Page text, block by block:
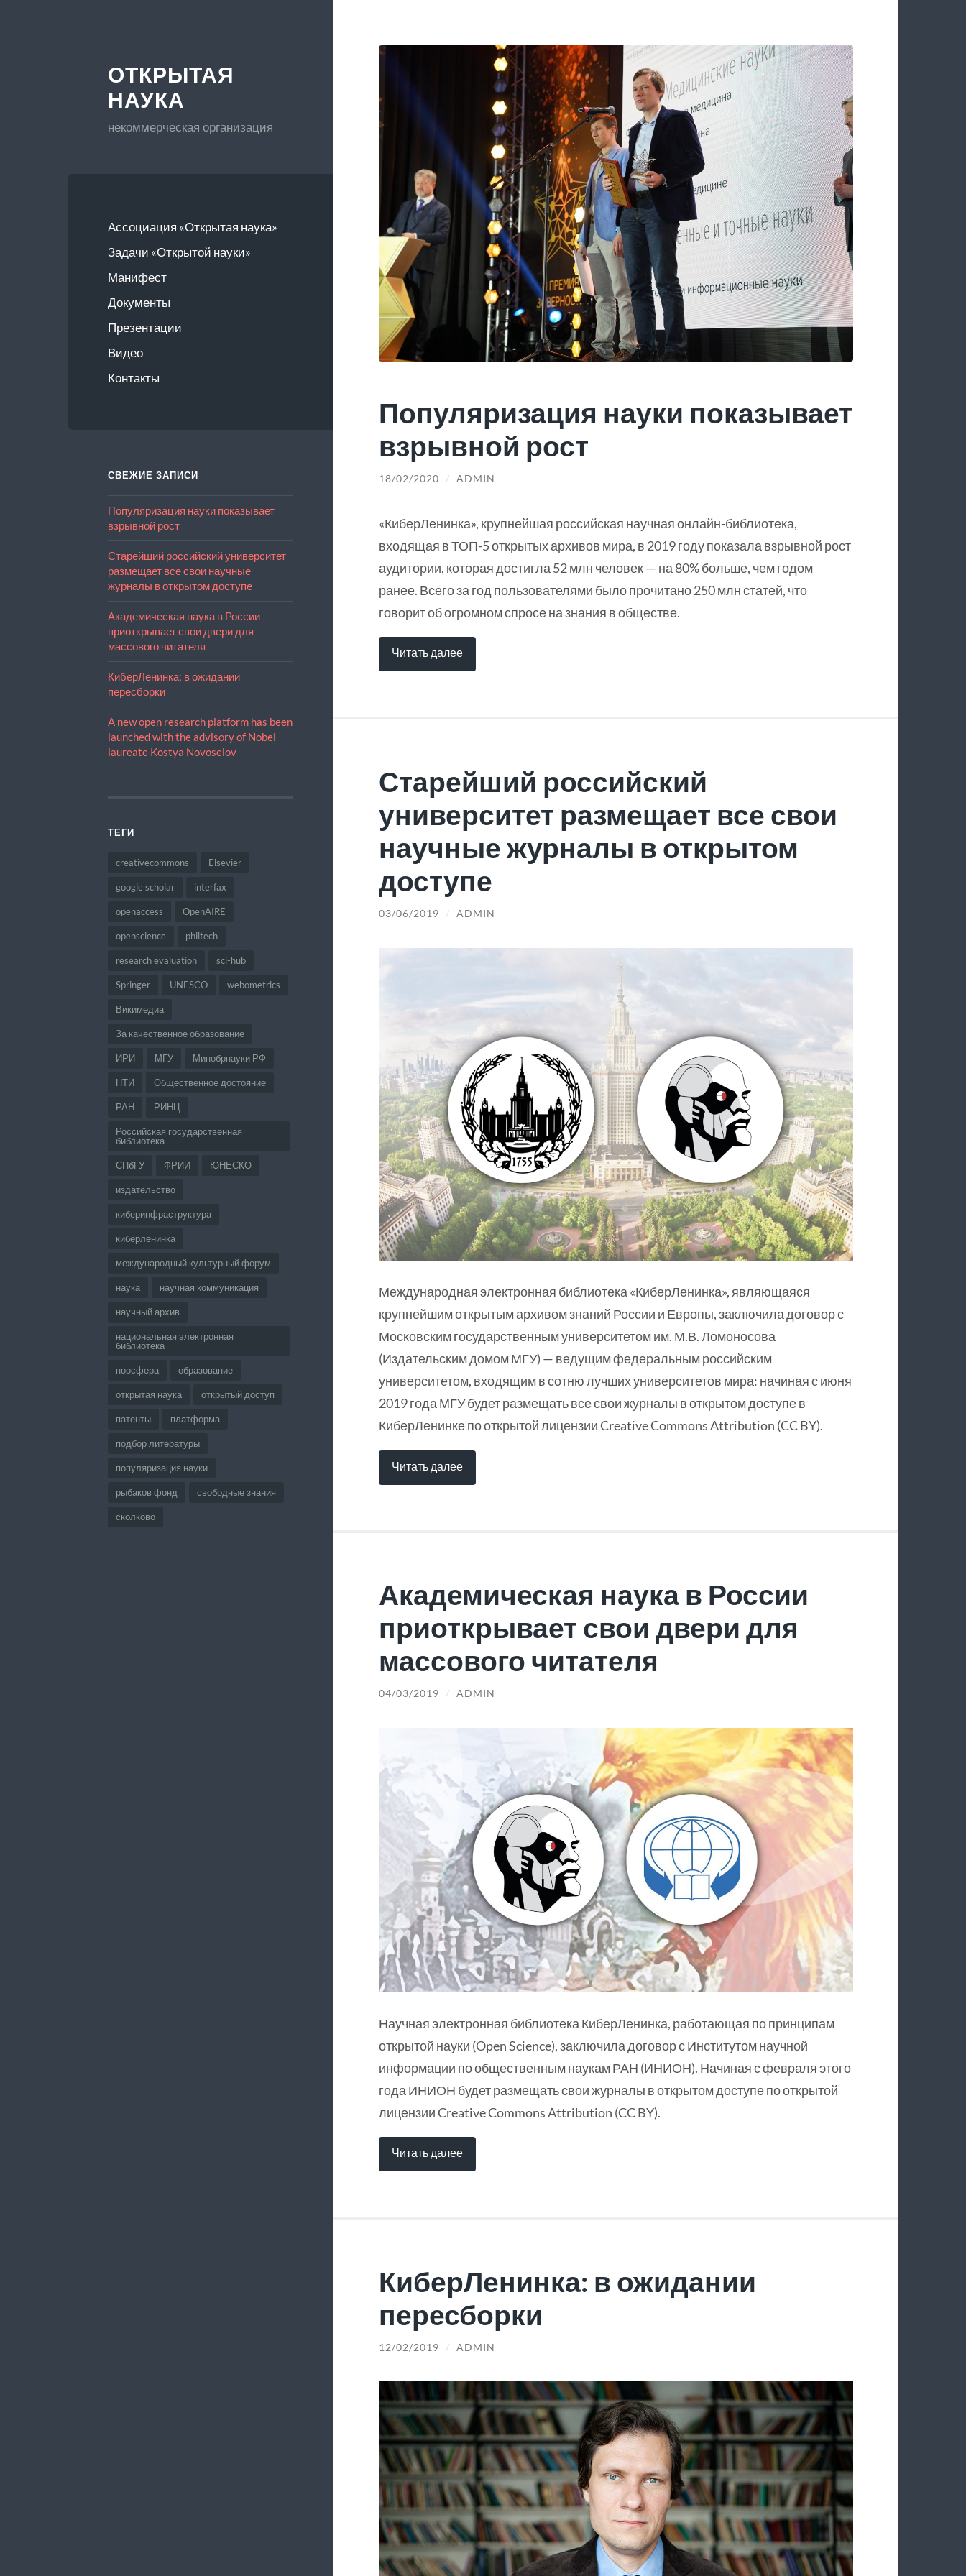
ОТКРЫТАЯ
НАУКА
некоммерческая организация
Ассоциация «Открытая наука»
Задачи «Открытой науки»
Манифест
Документы
Презентации
Видео
Контакты
СВЕЖИЕ ЗАПИСИ
Популяризация науки показывает
взрывной рост
Старейший российский университет
размещает все свои научные
журналы в открытом доступе
Академическая наука в России
приоткрывает свои двери для
массового читателя
КиберЛенинка: в ожидании
пересборки
A new open research platform has been
launched with the advisory of Nobel
laureate Kostya Novoselov
ТЕГИ
creativecommons Elsevier
google scholar interfax
openaccess OpenAIRE
openscience philtech
research evaluation sci-hub
Springer UNESCO webometrics
Викимедиа
За качественное образование
ИРИ МГУ Минобрнауки РФ
НТИ Общественное достояние
РАН РИНЦ
Российская государственная
библиотека
СПбГУ ФРИИ ЮНЕСКО
издательство
киберинфраструктура
киберленинка
международный культурный форум
наука научная коммуникация
научный архив
национальная электронная
библиотека
ноосфера образование
открытая наука открытый доступ
патенты платформа
подбор литературы
популяризация науки
рыбаков фонд свободные знания
сколково
Популяризация науки показывает
взрывной рост
18/02/2020 / ADMIN
«КиберЛенинка», крупнейшая российская научная онлайн-библиотека,
входящая в ТОП-5 открытых архивов мира, в 2019 году показала взрывной рост
аудитории, которая достигла 52 млн человек — на 80% больше, чем годом
ранее. Всего за год пользователями было прочитано 250 млн статей, что
говорит об огромном спросе на знания в обществе.
Читать далее
Старейший российский
университет размещает все свои
научные журналы в открытом
доступе
03/06/2019 / ADMIN
Международная электронная библиотека «КиберЛенинка», являющаяся
крупнейшим открытым архивом знаний России и Европы, заключила договор с
Московским государственным университетом им. М.В. Ломоносова
(Издательским домом МГУ) — ведущим федеральным российским
университетом, входящим в сотню лучших университетов мира: начиная с июня
2019 года МГУ будет размещать все свои журналы в открытом доступе в
КиберЛенинке по открытой лицензии Creative Commons Attribution (CC BY).
Читать далее
Академическая наука в России
приоткрывает свои двери для
массового читателя
04/03/2019 / ADMIN
Научная электронная библиотека КиберЛенинка, работающая по принципам
открытой науки (Open Science), заключила договор с Институтом научной
информации по общественным наукам РАН (ИНИОН). Начиная с февраля этого
года ИНИОН будет размещать свои журналы в открытом доступе по открытой
лицензии Creative Commons Attribution (CC BY).
Читать далее
КиберЛенинка: в ожидании
пересборки
12/02/2019 / ADMIN